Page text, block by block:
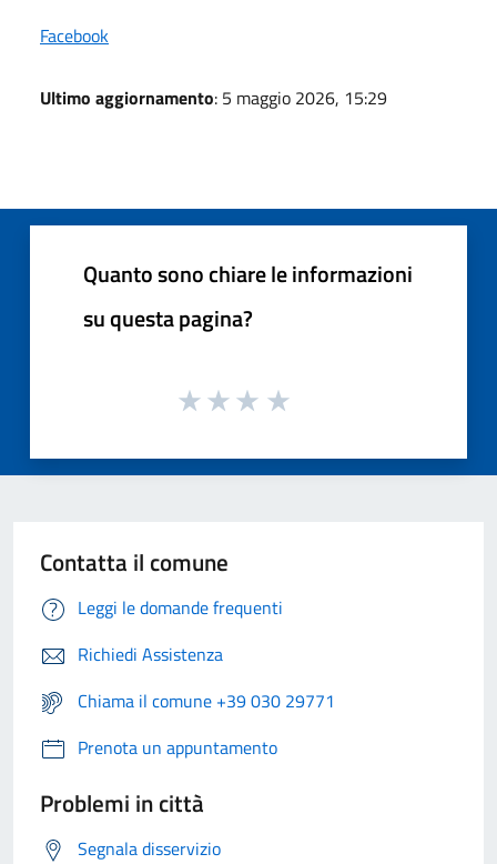
Facebook
Ultimo aggiornamento: 5 maggio 2026, 15:29
Quanto sono chiare le informazioni
su questa pagina?
Contatta il comune
Leggi le domande frequenti
Richiedi Assistenza
Chiama il comune +39 030 29771
Prenota un appuntamento
Problemi in città
Segnala disservizio